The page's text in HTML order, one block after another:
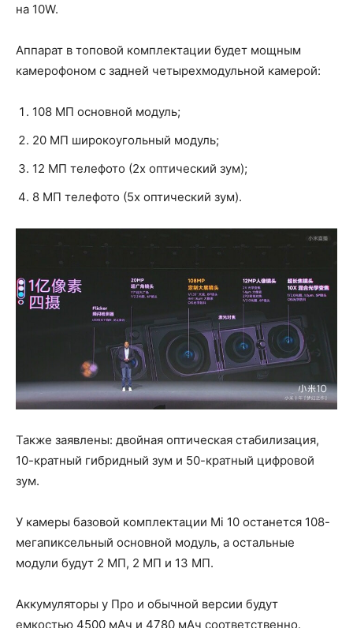
на 10W.
Аппарат в топовой комплектации будет мощным
камерофоном с задней четырехмодульной камерой:
108 МП основной модуль;
20 МП широкоугольный модуль;
12 МП телефото (2х оптический зум);
8 МП телефото (5х оптический зум).
Также заявлены: двойная оптическая стабилизация,
10-кратный гибридный зум и 50-кратный цифровой
зум.
У камеры базовой комплектации Mi 10 останется 108-
мегапиксельный основной модуль, а остальные
модули будут 2 МП, 2 МП и 13 МП.
Аккумуляторы у Про и обычной версии будут
емкостью 4500 мАч и 4780 мАч соответственно.